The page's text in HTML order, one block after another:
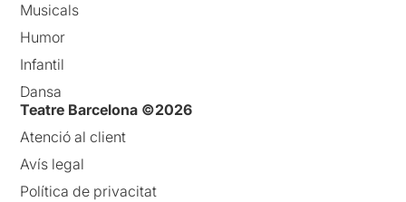
Musicals
Humor
Infantil
Dansa
Teatre Barcelona ©2026
Atenció al client
Avís legal
Política de privacitat